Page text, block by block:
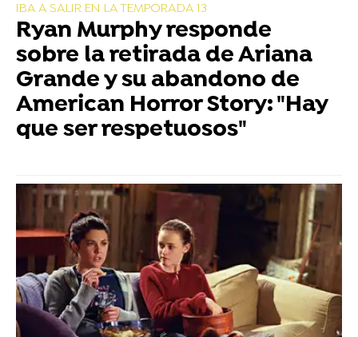
IBA A SALIR EN LA TEMPORADA 13
Ryan Murphy responde
sobre la retirada de Ariana
Grande y su abandono de
American Horror Story: "Hay
que ser respetuosos"